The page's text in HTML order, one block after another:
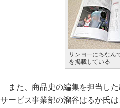
サンヨーにちなん
を掲載している
また、商品史の編集を担当した
サービス事業部の溜谷はるか氏